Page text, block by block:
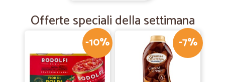
Offerte speciali della settimana
-10% -7%